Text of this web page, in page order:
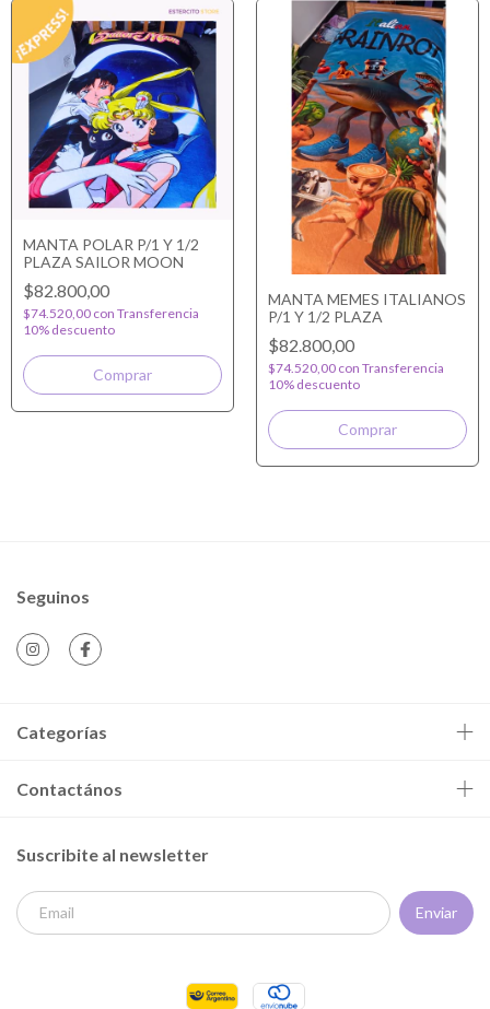
MANTA POLAR P/1 Y 1/2
PLAZA SAILOR MOON
$82.800,00
$74.520,00 con Transferencia
10% descuento
MANTA MEMES ITALIANOS
P/1 Y 1/2 PLAZA
$82.800,00
$74.520,00 con Transferencia
10% descuento
Seguinos
Categorías
Contactános
Suscribite al newsletter